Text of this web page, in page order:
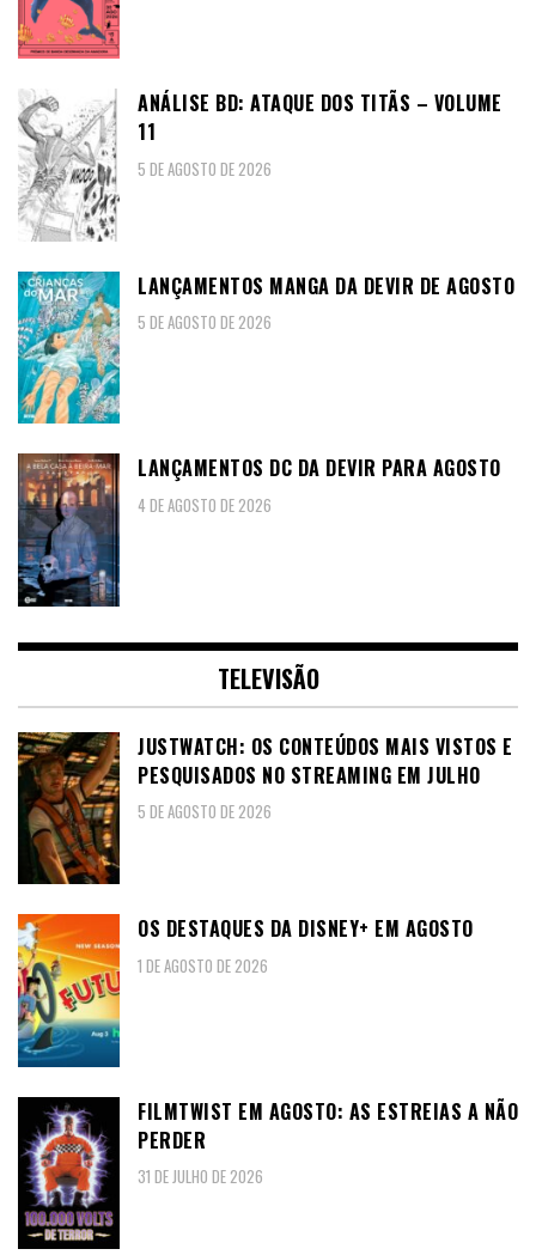
ANÁLISE BD: ATAQUE DOS TITÃS – VOLUME
11
5 DE AGOSTO DE 2026
LANÇAMENTOS MANGA DA DEVIR DE AGOSTO
5 DE AGOSTO DE 2026
LANÇAMENTOS DC DA DEVIR PARA AGOSTO
4 DE AGOSTO DE 2026
TELEVISÃO
JUSTWATCH: OS CONTEÚDOS MAIS VISTOS E
PESQUISADOS NO STREAMING EM JULHO
5 DE AGOSTO DE 2026
OS DESTAQUES DA DISNEY+ EM AGOSTO
1 DE AGOSTO DE 2026
FILMTWIST EM AGOSTO: AS ESTREIAS A NÃO
PERDER
31 DE JULHO DE 2026